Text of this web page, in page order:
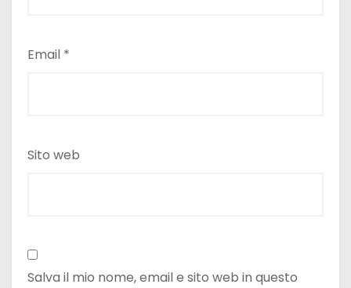
Email *
Sito web
Salva il mio nome, email e sito web in questo